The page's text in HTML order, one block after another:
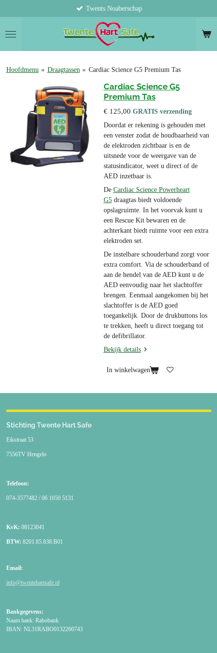
direct
naar
de
hoofdinhoud
Twents Noaberschap
Hoofdmenu » Draagtassen » Cardiac Science G5 Premium Tas
Cardiac Science G5
Premium Tas
€ 125,00 GRATIS verzending
Doordat er rekening is gehouden met
een venster zodat de houdbaarheid van
de elektroden zichtbaar is en de
uitsnede voor de weergave van de
statusindicator, weet u direct of de
AED inzetbaar is.
De Cardiac Science Powerheart
G5 draagtas biedt voldoende
opslagruimte. In het voorvak kunt u
een Rescue Kit bewaren en de
achterkant biedt ruimte voor een extra
elektroden set.
De instelbare schouderband zorgt voor
extra comfort. Via de schouderband of
aan de hendel van de AED kunt u de
AED eenvoudig naar het slachtoffer
brengen. Eenmaal aangekomen bij het
slachtoffer is de AED goed
toegankelijk. Door de drukbuttons los
te trekken, heeft u direct toegang tot
de defibrillator.
Bekijk details
In winkelwagen
Stichting Twente Hart Safe
Eikstraat 53
7556TV Hengelo
Telefoon:
074-3577482 / 06 1050 5131
KvK: 08123041
BTW: 8201.85.838.B01
Email:
info@twentehartsafe.nl
Bankgegevens:
Naam bank: Rabobank
IBAN: NL31RABO0132260743